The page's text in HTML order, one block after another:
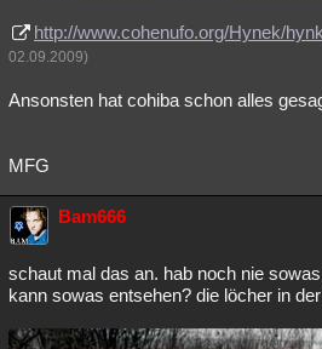
http://www.cohenufo.org/Hynek/
02.09.2009)
Ansonsten hat cohiba schon alles
MFG
Bam666
schaut mal das an. hab noch nie
kann sowas entsehen? die löcher in